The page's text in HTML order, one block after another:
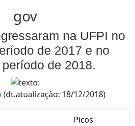
gov
na UFPI no
de 2017 e no
de 2018.
(dt.atualização: 18/12/2018)
Picos